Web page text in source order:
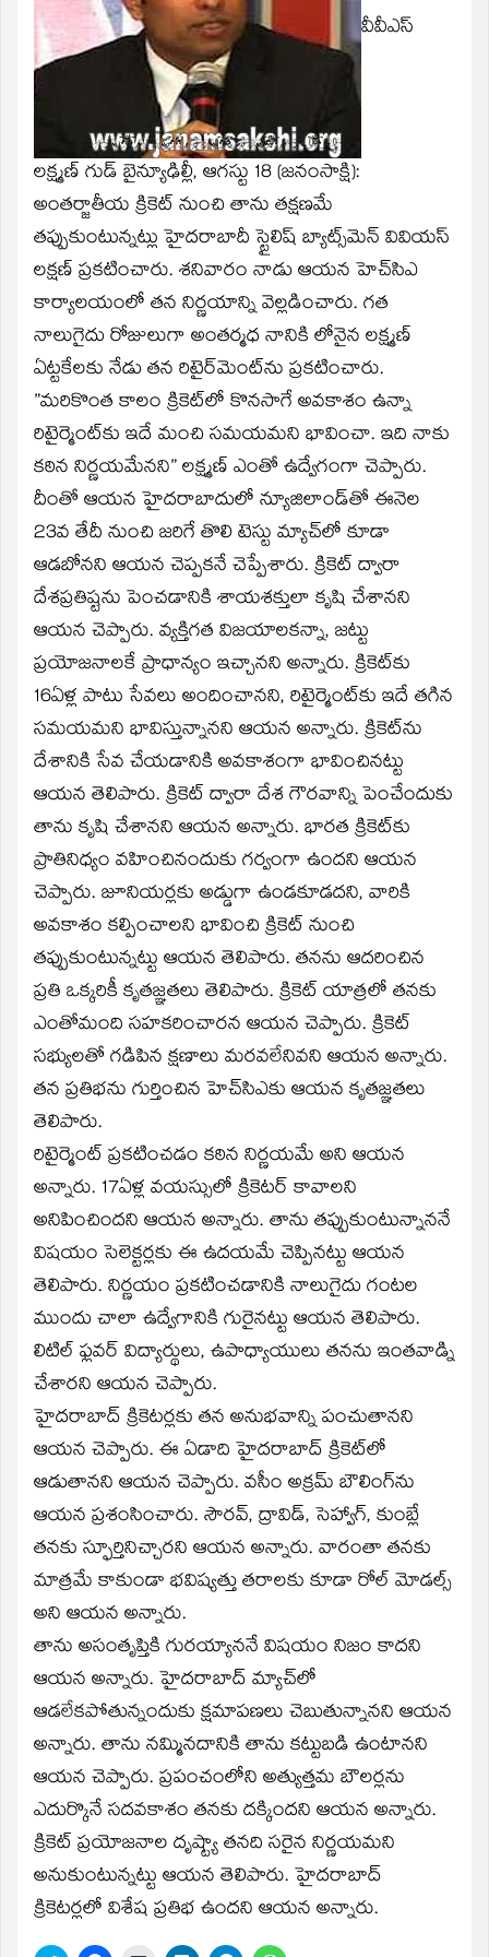
వీవీఎస్‌
లక్ష్మణ్‌ గుడ్‌ బైన్యూఢిల్లీ, ఆగస్టు 18 (జనంసాక్షి):
అంతర్జాతీయ క్రికెట్‌ నుంచి తాను తక్షణమే
తప్పుకుంటున్నట్లు హైదరాబాదీ స్టైలిష్‌ బ్యాట్స్‌మెన్‌ వివియస్‌
లక్షణ్‌ ప్రకటించారు. శనివారం నాడు ఆయన హెచ్‌సిఎ
కార్యాలయంలో తన నిర్ణయాన్ని వెల్లడించారు. గత
నాలుగైదు రోజులుగా అంతర్మధ నానికి లోనైన లక్ష్మణ్‌
ఏట్టకేలకు నేడు తన రిటైర్‌మెంట్‌ను ప్రకటించారు.
”మరికొంత కాలం క్రికెట్‌లో కొనసాగే అవకాశం ఉన్నా
రిటైర్మెంట్‌కు ఇదే మంచి సమయమని భావించా. ఇది నాకు
కఠిన నిర్ణయమేనని” లక్ష్మణ్‌ ఎంతో ఉద్వేగంగా చెప్పారు.
దీంతో ఆయన హైదరాబాదులో న్యూజిలాండ్‌తో ఈనెల
23వ తేదీ నుంచి జరిగే తొలి టెస్టు మ్యాచ్‌లో కూడా
ఆడబోనని ఆయన చెప్పకనే చెప్పేశారు. క్రికెట్‌ ద్వారా
దేశప్రతిష్టను పెంచడానికి శాయశక్తులా కృషి చేశానని
ఆయన చెప్పారు. వ్యక్తిగత విజయాలకన్నా, జట్టు
ప్రయోజనాలకే ప్రాధాన్యం ఇచ్చానని అన్నారు. క్రికెట్‌కు
16ఏళ్ల పాటు సేవలు అందించానని, రిటైర్మెంట్‌కు ఇదే తగిన
సమయమని భావిస్తున్నానని ఆయన అన్నారు. క్రికెట్‌ను
దేశానికి సేవ చేయడానికి అవకాశంగా భావించినట్టు
ఆయన తెలిపారు. క్రికెట్‌ ద్వారా దేశ గౌరవాన్ని పెంచేందుకు
తాను కృషి చేశానని ఆయన అన్నారు. భారత క్రికెట్‌కు
ప్రాతినిధ్యం వహించినందుకు గర్వంగా ఉందని ఆయన
చెప్పారు. జూనియర్లకు అడ్డుగా ఉండకూడదని, వారికి
అవకాశం కల్పించాలని భావించి క్రికెట్‌ నుంచి
తప్పుకుంటున్నట్టు ఆయన తెలిపారు. తనను ఆదరించిన
ప్రతి ఒక్కరికీ కృతజ్ఞతలు తెలిపారు. క్రికెట్‌ యాత్రలో తనకు
ఎంతోమంది సహకరించారన ఆయన చెప్పారు. క్రికెట్‌
సభ్యులతో గడిపిన క్షణాలు మరవలేనివని ఆయన అన్నారు.
తన ప్రతిభను గుర్తించిన హెచ్‌సిఎకు ఆయన కృతజ్ఞతలు
తెలిపారు.
రిటైర్మెంట్‌ ప్రకటించడం కఠిన నిర్ణయమే అని ఆయన
అన్నారు. 17ఏళ్ల వయస్సులో క్రికెటర్‌ కావాలని
అనిపించిందని ఆయన అన్నారు. తాను తప్పుకుంటున్నాననే
విషయం సెలెక్టర్లకు ఈ ఉదయమే చెప్పినట్టు ఆయన
తెలిపారు. నిర్ణయం ప్రకటించడానికి నాలుగైదు గంటల
ముందు చాలా ఉద్వేగానికి గురైనట్టు ఆయన తెలిపారు.
లిటిల్‌ ఫ్లవర్‌ విద్యార్థులు, ఉపాధ్యాయులు తనను ఇంతవాడ్ని
చేశారని ఆయన చెప్పారు.
హైదరాబాద్‌ క్రికెటర్లకు తన అనుభవాన్ని పంచుతానని
ఆయన చెప్పారు. ఈ ఏడాది హైదరాబాద్‌ క్రికెట్‌లో
ఆడుతానని ఆయన చెప్పారు. వసీం అక్రమ్‌ బౌలింగ్‌ను
ఆయన ప్రశంసించారు. సౌరవ్‌, ద్రావిడ్‌, సెహ్వాగ్‌, కుంబ్లే
తనకు స్ఫూర్తినిచ్చారని ఆయన అన్నారు. వారంతా తనకు
మాత్రమే కాకుండా భవిష్యత్తు తరాలకు కూడా రోల్‌ మోడల్స్‌
అని ఆయన అన్నారు.
తాను అసంతృప్తికి గురయ్యాననే విషయం నిజం కాదని
ఆయన అన్నారు. హైదరాబాద్‌ మ్యాచ్‌లో
ఆడలేకపోతున్నందుకు క్షమాపణలు చెబుతున్నానని ఆయన
అన్నారు. తాను నమ్మినదానికి తాను కట్టుబడి ఉంటానని
ఆయన చెప్పారు. ప్రపంచంలోని అత్యుత్తమ బౌలర్లను
ఎదుర్కొనే సదవకాశం తనకు దక్కిందని ఆయన అన్నారు.
క్రికెట్‌ ప్రయోజనాల దృష్ట్యా తనది సరైన నిర్ణయమని
అనుకుంటున్నట్టు ఆయన తెలిపారు. హైదరాబాద్‌
క్రికెటర్లలో విశేష ప్రతిభ ఉందని ఆయన అన్నారు.